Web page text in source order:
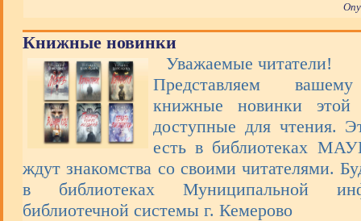
Книжные новинки
Уважаемые читатели!
Представляем
книжные новинки
доступные для чтения.
есть в библиотеках
ждут знакомства со своими читателями.
в библиотеках Муниципальной
библиотечной системы г. Кемерово